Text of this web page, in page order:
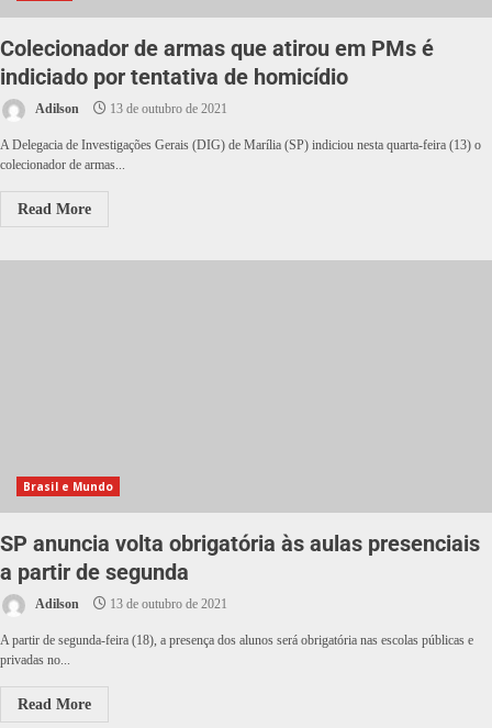
Colecionador de armas que atirou em PMs é
indiciado por tentativa de homicídio
Adilson 13 de outubro de 2021
A Delegacia de Investigações Gerais (DIG) de Marília (SP) indiciou nesta quarta-feira (13) o
colecionador de armas...
Read More
Brasil e Mundo
SP anuncia volta obrigatória às aulas presenciais
a partir de segunda
Adilson 13 de outubro de 2021
A partir de segunda-feira (18), a presença dos alunos será obrigatória nas escolas públicas e
privadas no...
Read More